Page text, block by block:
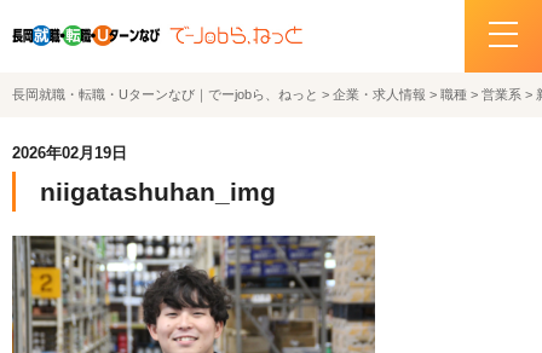
ホーム
企業・求人情報
サポートデスクの紹介
長岡就職・転職・Uターンなび｜でーjobら、ねっと > 企業・求人情報 > 職種 > 営業系 >
2026年02月19日
niigatashuhan_img